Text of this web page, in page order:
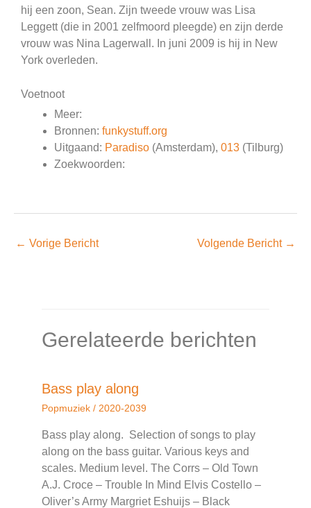
hij een zoon, Sean. Zijn tweede vrouw was Lisa
Leggett (die in 2001 zelfmoord pleegde) en zijn derde
vrouw was Nina Lagerwall. In juni 2009 is hij in New
York overleden.
Voetnoot
Meer:
Bronnen: funkystuff.org
Uitgaand: Paradiso (Amsterdam), 013 (Tilburg)
Zoekwoorden:
← Vorige Bericht Volgende Bericht →
Gerelateerde berichten
Bass play along
Popmuziek / 2020-2039
Bass play along. Selection of songs to play
along on the bass guitar. Various keys and
scales. Medium level. The Corrs – Old Town
A.J. Croce – Trouble In Mind Elvis Costello –
Oliver’s Army Margriet Eshuijs – Black